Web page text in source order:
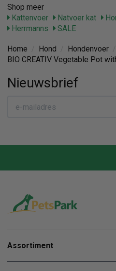
Shop meer
Kattenvoer
Natvoer kat
Herrmanns
SALE
Home Hond Hondenvoer
BIO CREATIV Vegetable Pot
Nieuwsbrief
Assortiment